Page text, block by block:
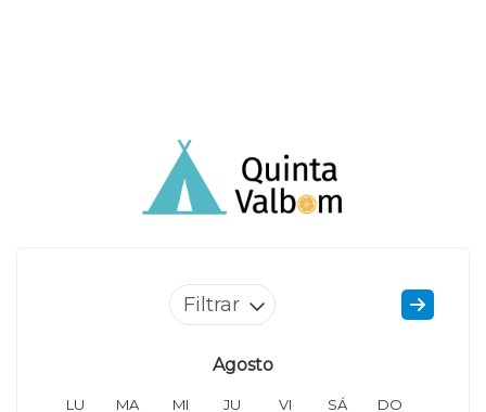
Filtrar
Agosto
LU MA MI JU VI SÁ DO